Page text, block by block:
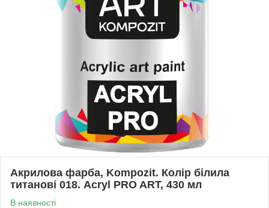
Акрилова фарба, Kompozit. Колір білила
титанові 018. Acryl PRO ART, 430 мл
В наявності